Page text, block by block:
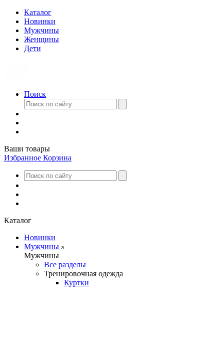
Каталог
Новинки
Мужчины
Женщины
Дети
Поиск
Ваши товары
Избранное Корзина
Каталог
Новинки
Мужчины
Мужчины
Все разделы
Тренировочная одежда
Куртки